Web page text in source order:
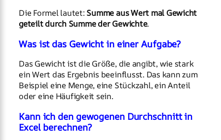
Die Formel lautet: Summe aus Wert mal Gewicht
geteilt durch Summe der Gewichte.
Was ist das Gewicht in einer Aufgabe?
Das Gewicht ist die Größe, die angibt, wie stark
ein Wert das Ergebnis beeinflusst. Das kann zum
Beispiel eine Menge, eine Stückzahl, ein Anteil
oder eine Häufigkeit sein.
Kann ich den gewogenen Durchschnitt in
Excel berechnen?